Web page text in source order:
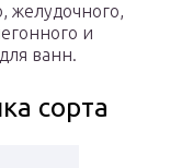
желудочного,
и
ванн.
сорта